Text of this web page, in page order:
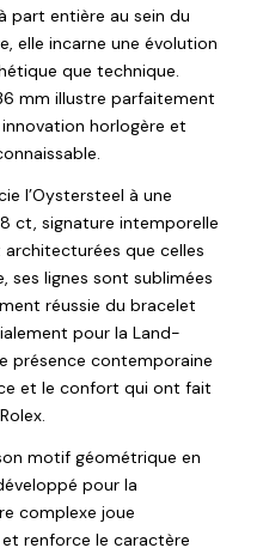
part entière au sein du
elle incarne une évolution
que technique.
mm illustre parfaitement
horlogère et
l’Oystersteel à une
ct, signature intemporelle
architecturées que celles
ses lignes sont sublimées
réussie du bracelet
pour la Land-
présence contemporaine
et le confort qui ont fait
motif géométrique en
pour la
complexe joue
renforce le caractère